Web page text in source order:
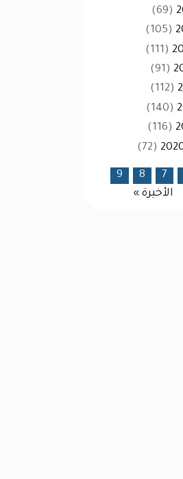
(69)
(105)
(111)
(91)
(112)
(140)
(116)
(72)
7
8
9
الأخيرة »